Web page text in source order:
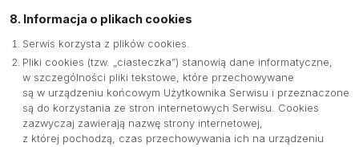
8. Informacja o plikach cookies
Serwis korzysta z plików cookies.
Pliki cookies (tzw. „ciasteczka”) stanowią dane informatyczne,
w szczególności pliki tekstowe, które przechowywane
są w urządzeniu końcowym Użytkownika Serwisu i przeznaczone
są do korzystania ze stron internetowych Serwisu. Cookies
zazwyczaj zawierają nazwę strony internetowej,
z której pochodzą, czas przechowywania ich na urządzeniu